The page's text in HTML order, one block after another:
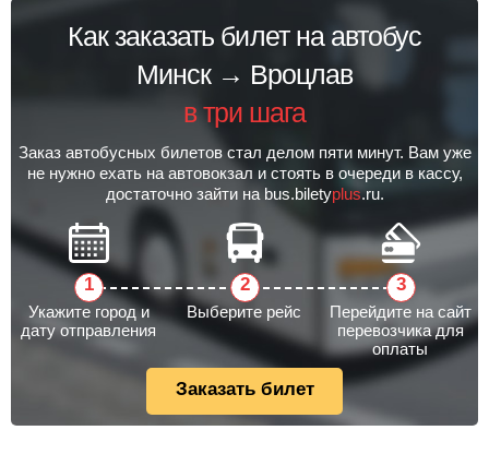
Как заказать билет на автобус
Минск → Вроцлав
в три шага
Заказ автобусных билетов стал делом пяти минут. Вам уже
не нужно ехать на автовокзал и стоять в очереди в кассу,
достаточно зайти на bus.biletyplus.ru.
Укажите город и
дату отправления
Выберите рейс
Перейдите на сайт
перевозчика для
оплаты
Заказать билет